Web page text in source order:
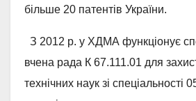
більше 20 патентів України.
З 2012 р. у ХДМА функціонує
вчена рада К 67.111.01 для
технічних наук зі спеціальності